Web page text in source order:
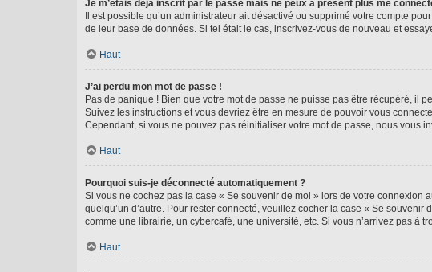
Je m’étais déjà inscrit par le passé mais ne peux à présent plus me
Il est possible qu’un administrateur ait désactivé ou supprimé votre compte
de leur base de données. Si tel était le cas, inscrivez-vous de nouveau et
Haut
J’ai perdu mon mot de passe !
Pas de panique ! Bien que votre mot de passe ne puisse pas être récupéré, il
Suivez les instructions et vous devriez être en mesure de pouvoir vous
Cependant, si vous ne pouvez pas réinitialiser votre mot de passe, nous vous
Haut
Pourquoi suis-je déconnecté automatiquement ?
Si vous ne cochez pas la case « Se souvenir de moi » lors de votre connexion
quelqu’un d’autre. Pour rester connecté, veuillez cocher la case « Se
comme une librairie, un cybercafé, une université, etc. Si vous n’arrivez pas à
Haut